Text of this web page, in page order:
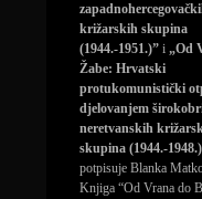
križarskih skupina
(1944.-1951.)” i „Od
Žabe: Hrvatski
protukomunistički
djelovanjem
neretvanskih
skupina (1944.-
potpisuje Blanka
Knjiga “Od Vrana do